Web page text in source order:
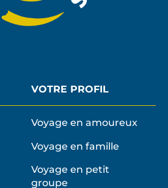
VOTRE PROFIL
Voyage en amoureux
Voyage en famille
Voyage en petit
groupe